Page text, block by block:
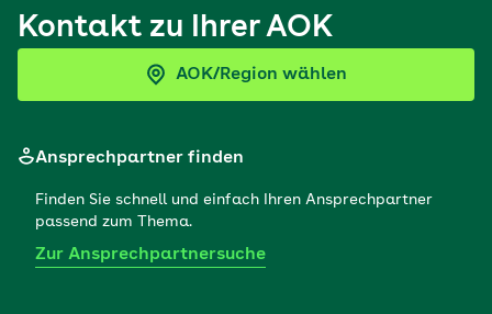
Kontakt zu Ihrer AOK
AOK/Region wählen
Ansprechpartner finden
Finden Sie schnell und einfach Ihren Ansprechpartner
passend zum Thema.
Zur Ansprechpartnersuche